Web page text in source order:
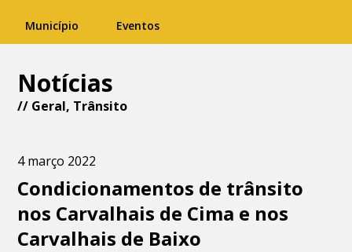
Município Eventos
Notícias
// Geral, Trânsito
4 março 2022
Condicionamentos de trânsito
nos Carvalhais de Cima e nos
Carvalhais de Baixo